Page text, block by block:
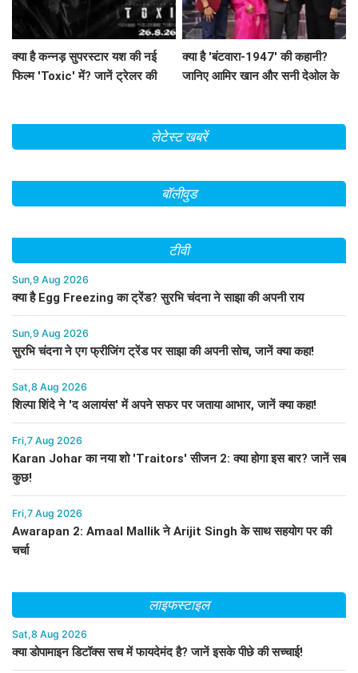
क्या है कन्नड़ सुपरस्टार यश की नई
फिल्म 'Toxic' में? जानें ट्रेलर की
क्या है 'बंटवारा-1947' की कहानी?
जानिए आमिर खान और सनी देओल के
लेटेस्ट खबरें
बॉलीवुड
टीवी
Sun,9 Aug 2026
क्या है Egg Freezing का ट्रेंड? सुरभि चंदना ने साझा की अपनी राय
Sun,9 Aug 2026
सुरभि चंदना ने एग फ्रीजिंग ट्रेंड पर साझा की अपनी सोच, जानें क्या कहा!
Sat,8 Aug 2026
शिल्पा शिंदे ने 'द अलायंस' में अपने सफर पर जताया आभार, जानें क्या कहा!
Fri,7 Aug 2026
Karan Johar का नया शो 'Traitors' सीजन 2: क्या होगा इस बार? जानें सब
कुछ!
Fri,7 Aug 2026
Awarapan 2: Amaal Mallik ने Arijit Singh के साथ सहयोग पर की
चर्चा
लाइफस्टाइल
Sat,8 Aug 2026
क्या डोपामाइन डिटॉक्स सच में फायदेमंद है? जानें इसके पीछे की सच्चाई!